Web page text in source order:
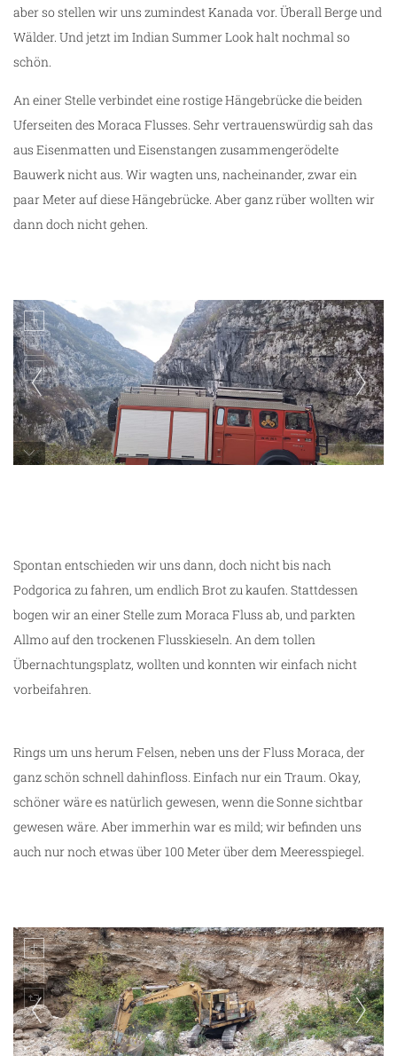
aber so stellen wir uns zumindest Kanada vor. Überall Berge und
Wälder. Und jetzt im Indian Summer Look halt nochmal so
schön.
An einer Stelle verbindet eine rostige Hängebrücke die beiden
Uferseiten des Moraca Flusses. Sehr vertrauenswürdig sah das
aus Eisenmatten und Eisenstangen zusammengerödelte
Bauwerk nicht aus. Wir wagten uns, nacheinander, zwar ein
paar Meter auf diese Hängebrücke. Aber ganz rüber wollten wir
dann doch nicht gehen.
Spontan entschieden wir uns dann, doch nicht bis nach
Podgorica zu fahren, um endlich Brot zu kaufen. Stattdessen
bogen wir an einer Stelle zum Moraca Fluss ab, und parkten
Allmo auf den trockenen Flusskieseln. An dem tollen
Übernachtungsplatz, wollten und konnten wir einfach nicht
vorbeifahren.
Rings um uns herum Felsen, neben uns der Fluss Moraca, der
ganz schön schnell dahinfloss. Einfach nur ein Traum. Okay,
schöner wäre es natürlich gewesen, wenn die Sonne sichtbar
gewesen wäre. Aber immerhin war es mild; wir befinden uns
auch nur noch etwas über 100 Meter über dem Meeresspiegel.